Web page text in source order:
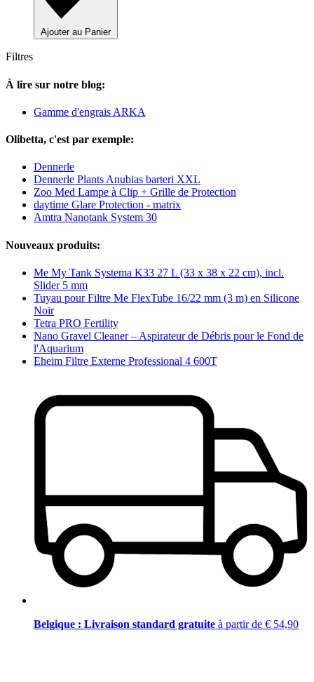
Ajouter au Panier
Filtres
À lire sur notre blog:
Gamme d'engrais ARKA
Olibetta, c'est par exemple:
Dennerle
Dennerle Plants Anubias barteri XXL
Zoo Med Lampe à Clip + Grille de Protection
daytime Glare Protection - matrix
Amtra Nanotank System 30
Nouveaux produits:
Me My Tank Systema K33 27 L (33 x 38 x 22 cm), incl.
Slider 5 mm
Tuyau pour Filtre Me FlexTube 16/22 mm (3 m) en Silicone
Noir
Tetra PRO Fertility
Nano Gravel Cleaner – Aspirateur de Débris pour le Fond de
l'Aquarium
Eheim Filtre Externe Professional 4 600T
Belgique : Livraison standard gratuite à partir de € 54,90